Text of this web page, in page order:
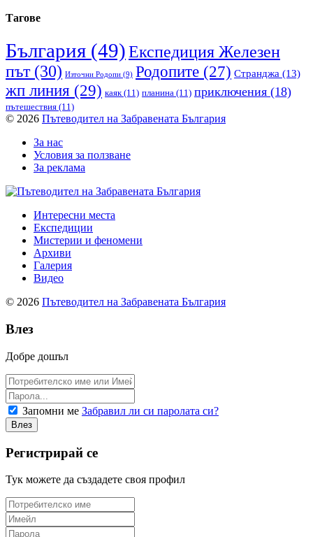
Тагове
България (49)Експедиция Железен
път(30) Източни Родопи (9) Родопите (27) Странджа (13)
жп линия (29) каяк(11) планина (11) приключения (18)
пътешествия (11)
© 2026 Пътеводител на Забравената България
За нас
Условия за ползване
За реклама
Интересни места
Експедиции
Мистерии и феномени
Архиви
Галерия
Видео
© 2026 Пътеводител на Забравената България
Влез
Добре дошъл
Запомни ме Забравил ли си паролата си?
Регистрирай се
Тук можете да създадете своя профил